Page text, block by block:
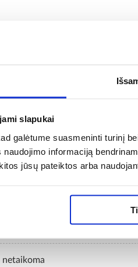
slapukai
galėtume suasmeninti turinį
naudojimo informaciją
jūsų pateiktos arba
MR_3456875
stačiakampė
netaikoma